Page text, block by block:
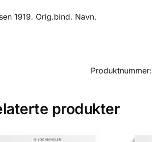
1919. Orig.bind. Navn.
Produktnummer:
produkter